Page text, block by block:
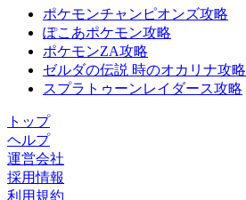
ポケモンチャンピオンズ攻略
ぽこあポケモン攻略
ポケモンZA攻略
ゼルダの伝説 時のオカリナ攻略
スプラトゥーンレイダース攻略
トップ
ヘルプ
運営会社
採用情報
利用規約